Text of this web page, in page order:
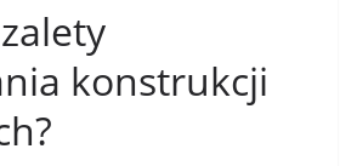
konstrukcji